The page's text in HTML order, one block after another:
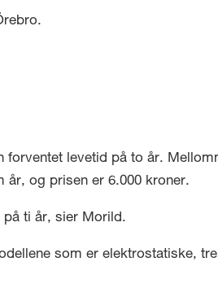
forventet levetid på to år.
år, og prisen er 6.000 kroner.
på ti år, sier Morild.
som er elektrostatiske,